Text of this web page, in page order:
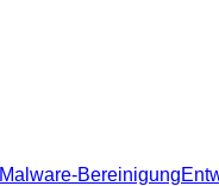
Malware-Bereinigung